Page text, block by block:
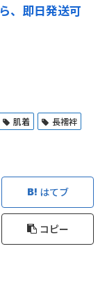
、即日発送可
肌着 長襦袢
はてブ
コピー